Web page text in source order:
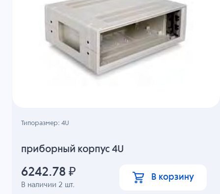
приборный корпус 4U
В наличии 2 шт.
Типоразмер: 4U
6242.78 ₽ В корзину